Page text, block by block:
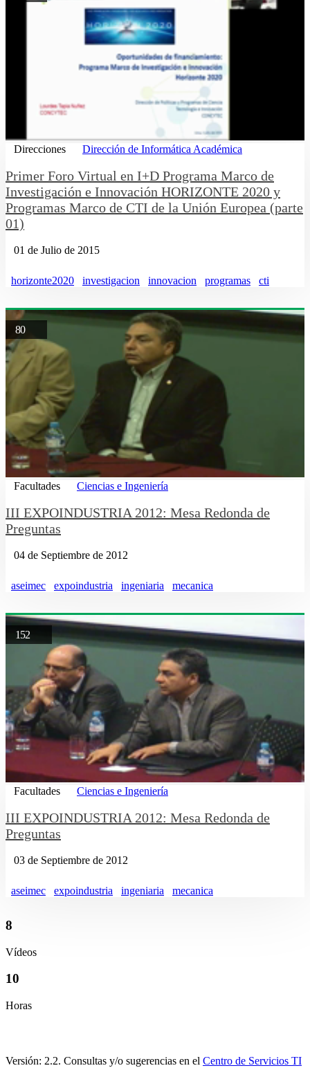
Direcciones Dirección de Informática Académica
Primer Foro Virtual en I+D Programa Marco de
Investigación e Innovación HORIZONTE 2020 y
Programas Marco de CTI de la Unión Europea (parte
01)
01 de Julio de 2015
horizonte2020 investigacion innovacion programas cti
80
Facultades Ciencias e Ingeniería
III EXPOINDUSTRIA 2012: Mesa Redonda de
Preguntas
04 de Septiembre de 2012
aseimec expoindustria ingeniaria mecanica
152
Facultades Ciencias e Ingeniería
III EXPOINDUSTRIA 2012: Mesa Redonda de
Preguntas
03 de Septiembre de 2012
aseimec expoindustria ingeniaria mecanica
8
Vídeos
10
Horas
Versión: 2.2. Consultas y/o sugerencias en el Centro de Servicios TI